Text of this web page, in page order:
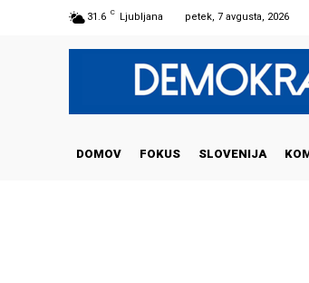
31.6 C Ljubljana petek, 7 avgusta, 2026
DOMOV FOKUS SLOVENIJA